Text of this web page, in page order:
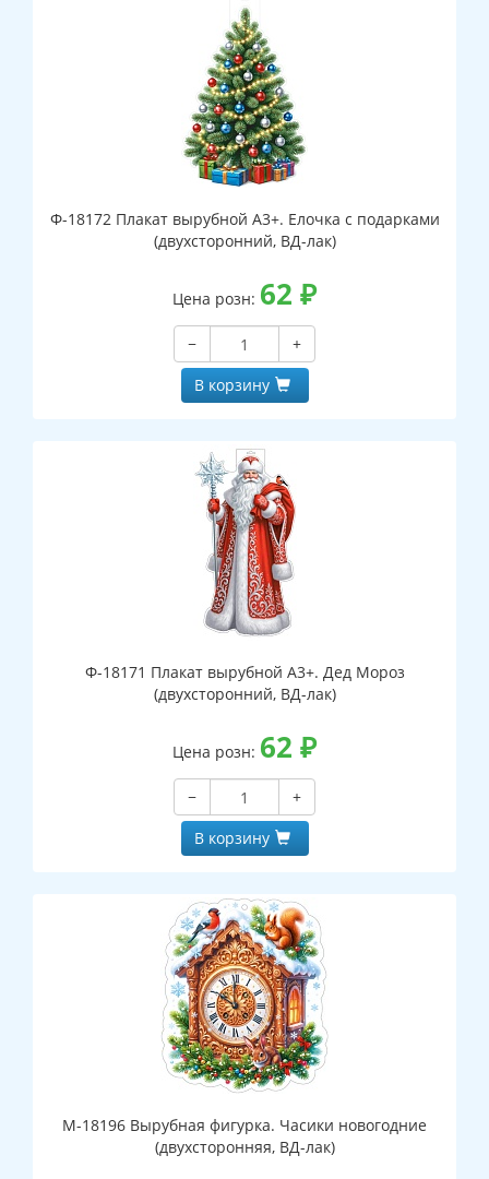
Ф-18172 Плакат вырубной А3+. Елочка с подарками
(двухсторонний, ВД-лак)
Цена розн: 62 ₽
−
+
В корзину
Ф-18171 Плакат вырубной А3+. Дед Мороз
(двухсторонний, ВД-лак)
Цена розн: 62 ₽
−
+
В корзину
М-18196 Вырубная фигурка. Часики новогодние
(двухсторонняя, ВД-лак)